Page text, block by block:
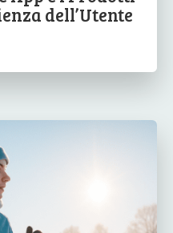
dell’Utente